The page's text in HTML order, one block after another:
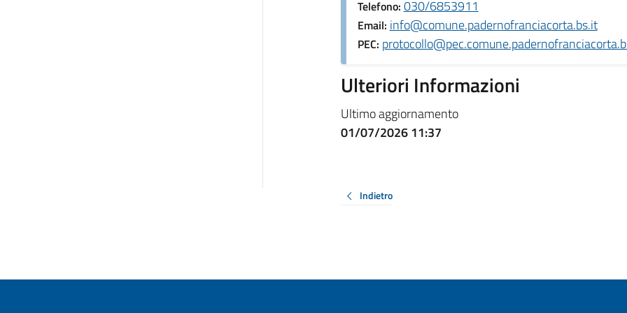
Telefono: 030/6853911
Email: info@comune.padernofranciacorta.bs.it
PEC:
Ulteriori Informazioni
Ultimo aggiornamento
01/07/2026 11:37
Indietro